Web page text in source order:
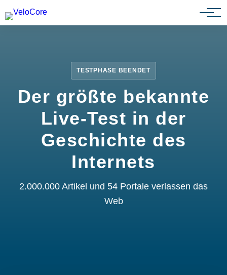
Partnerprogramm
TESTPHASE BEENDET
Der größte bekannte
Live-Test in der
Geschichte des
Internets
2.000.000 Artikel und 54 Portale verlassen das
Web